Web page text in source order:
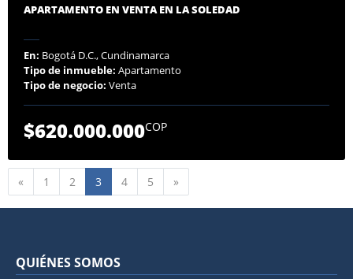
APARTAMENTO EN VENTA EN LA SOLEDAD
En: Bogotá D.C., Cundinamarca
Tipo de inmueble: Apartamento
Tipo de negocio: Venta
$620.000.000COP
« Anterior
1 2 3 4 5 »
QUIÉNES SOMOS